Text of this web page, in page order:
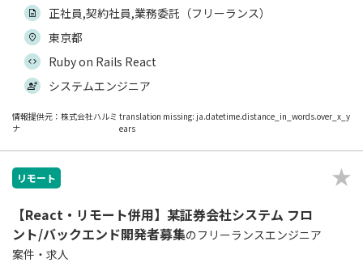
正社員,契約社員,業務委託（フリーランス）
東京都
Ruby on Rails React
システムエンジニア
情報提供元：株式会社ハルミ
ナ
translation missing: ja.datetime.distance_in_words.over_x_y
ears
リモート
【React・リモート併用】某証券会社システム フロ
ント/バックエンド開発者募集のフリーランスエンジニア
案件・求人